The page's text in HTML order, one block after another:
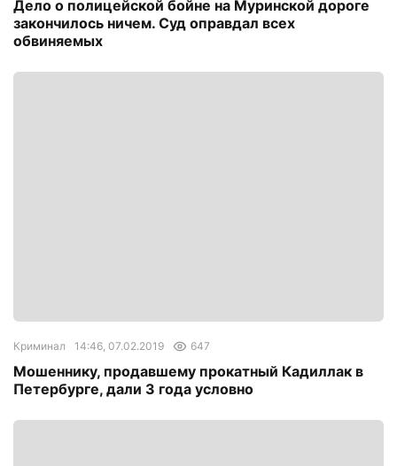
Дело о полицейской бойне на Муринской дороге
закончилось ничем. Суд оправдал всех
обвиняемых
Криминал 14:46, 07.02.2019 647
Мошеннику, продавшему прокатный Кадиллак в
Петербурге, дали 3 года условно